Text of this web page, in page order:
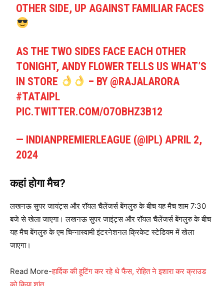
OTHER SIDE, UP AGAINST FAMILIAR FACES
AS THE TWO SIDES FACE EACH OTHER
TONIGHT, ANDY FLOWER TELLS US WHAT’S
IN STORE
– BY @RAJALARORA
#TATAIPL
PIC.TWITTER.COM/O7OBHZ3B12
— INDIANPREMIERLEAGUE (@IPL) APRIL 2,
2024
कहां होगा मैच?
लखनऊ सुपर जायंट्स और रॉयल चैलेंजर्स बेंगलुरु के बीच यह मैच शाम 7:30
बजे से खेला जाएगा। लखनऊ सुपर जाइंट्स और रॉयल चैलेंजर्स बेंगलुरु के बीच
यह मैच बेंगलुरु के एम चिन्नास्वामी इंटरनेशनल क्रिकेट स्टेडियम में खेला
जाएगा।
Read More-हार्दिक की हूटिंग कर रहे थे फैंस, रोहित ने इशारा कर क्राउड
को किया शांत